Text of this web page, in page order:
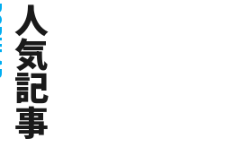
人気記事